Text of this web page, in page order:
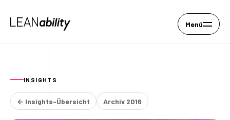
Menü
INSIGHTS
← Insights-Übersicht Archiv 2016